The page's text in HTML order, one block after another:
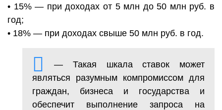
• 15% — при доходах от 5 млн до 50 млн руб. в
год;
• 18% — при доходах свыше 50 млн руб. в год.
— Такая шкала ставок может
являться разумным компромиссом для
граждан, бизнеса и государства и
обеспечит выполнение запроса на